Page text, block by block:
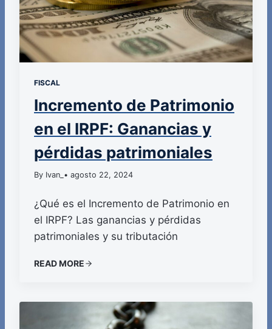
FISCAL
Incremento de Patrimonio
en el IRPF: Ganancias y
pérdidas patrimoniales
By Ivan_ • agosto 22, 2024
¿Qué es el Incremento de Patrimonio en
el IRPF? Las ganancias y pérdidas
patrimoniales y su tributación
READ MORE